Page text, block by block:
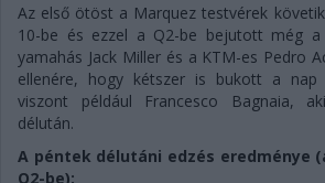
Az első ötöst a Marquez testvérek
10-be és ezzel a Q2-be bejutott még
yamahás Jack Miller és a KTM-es Pedro
ellenére, hogy kétszer is bukott a nap
viszont például Francesco Bagnaia,
délután.
A péntek délutáni edzés eredménye
Q2-be):